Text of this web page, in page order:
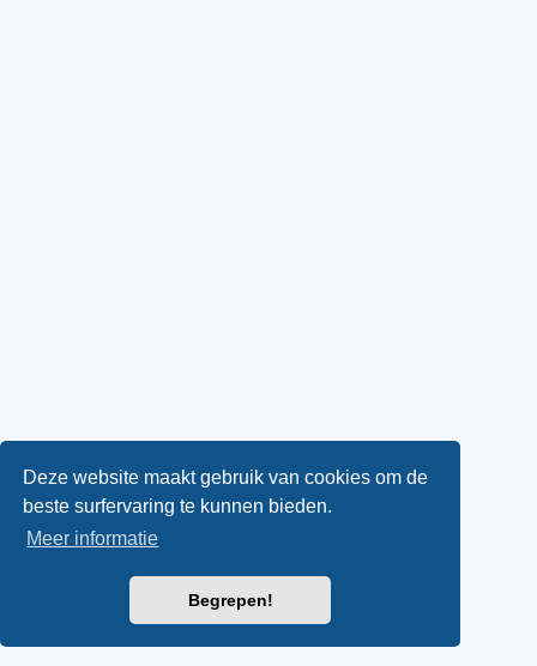
Deze website maakt gebruik van cookies om de
beste surfervaring te kunnen bieden.
Meer informatie
Begrepen!